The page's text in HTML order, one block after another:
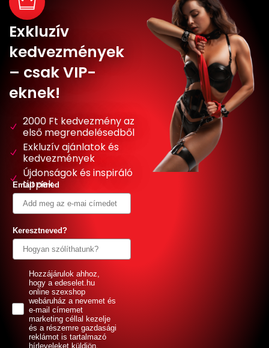
Exkluzív
kedvezmények
– csak VIP-
eknek!
2000 Ft kedvezmény az
első megrendelésedből
Exkluzív ajánlatok és
kedvezmények
Újdonságok és inspiráló
tippek
Email címed
Keresztneved?
GDPRHozzájárulok ahhoz,
hogy a edeselet.hu
online szexshop
webáruház a nevemet és
e-mail címemet
marketing céllal kezelje
és a részemre gazdasági
reklámot is tartalmazó
hírleveleket küldjön.